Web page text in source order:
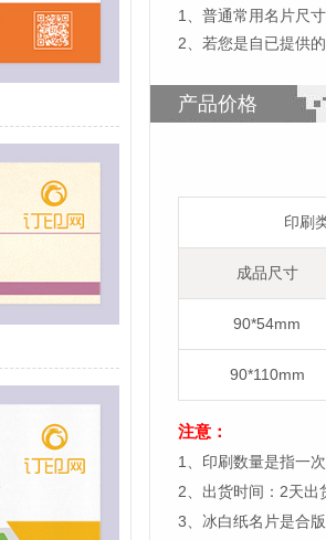
1
普通常用名片尺
2、若您是自已提供
产品价格
印刷
成品尺寸
90*54mm
90*110mm
注意：
1、印刷数量是指一
2、出货时间：2天出
3、冰白纸名片是合